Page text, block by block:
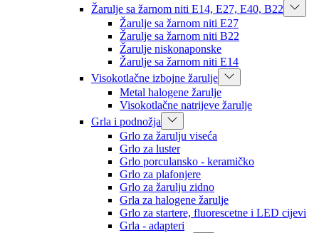
Žarulje sa žarnom niti E14, E27, E40, B22
Žarulje sa žarnom niti E27
Žarulje sa žarnom niti B22
Žarulje niskonaponske
Žarulje sa žarnom niti E14
Visokotlačne izbojne žarulje
Metal halogene žarulje
Visokotlačne natrijeve žarulje
Grla i podnožja
Grlo za žarulju viseća
Grlo za luster
Grlo porculansko - keramičko
Grlo za plafonjere
Grlo za žarulju zidno
Grla za halogene žarulje
Grlo za startere, fluorescetne i LED cijevi
Grla - adapteri